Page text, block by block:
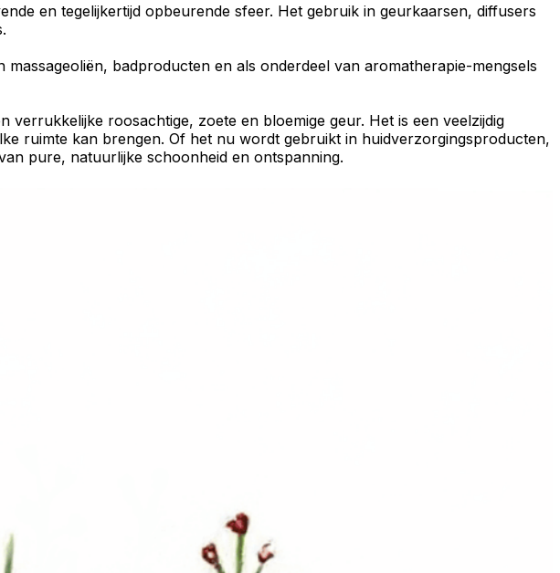
en tegelijkertijd opbeurende sfeer. Het gebruik in geurkaarsen, diffusers
massageoliën, badproducten en als onderdeel van aromatherapie-mengsels
verrukkelijke roosachtige, zoete en bloemige geur. Het is een veelzijdig
ruimte kan brengen. Of het nu wordt gebruikt in huidverzorgingsproducten,
pure, natuurlijke schoonheid en ontspanning.